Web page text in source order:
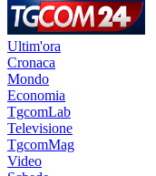
Ultim'ora
Cronaca
Mondo
Economia
TgcomLab
Televisione
TgcomMag
Video